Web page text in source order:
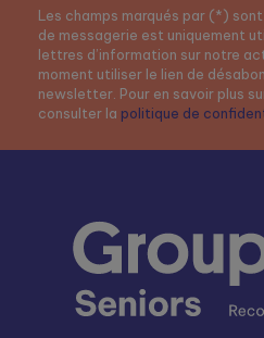
Les champs marqués par (*)
de messagerie est uniquement
lettres d’information sur notre
moment utiliser le lien de
newsletter. Pour en savoir plus
consulter la politique de